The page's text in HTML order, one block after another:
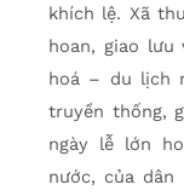
khích lệ. Xã
hoan, giao
hoá – du lịch
truyền thống,
ngày lễ lớn
nước, của